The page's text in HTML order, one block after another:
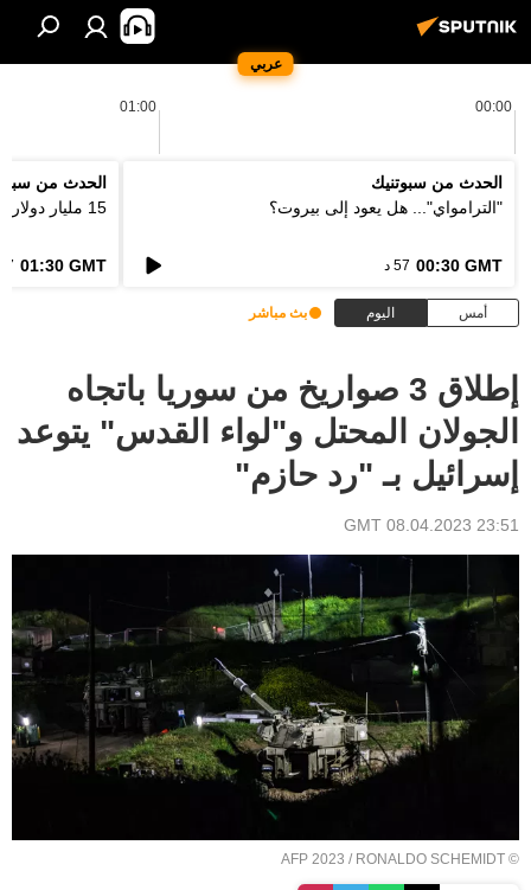
عربي
00:00
01:00
الحدث من سبوتنيك
"الترامواي"... هل يعود إلى بيروت؟
00:30 GMT 57 د
الحدث من
15 مليار دولار... كيف ستعالج اوروبا فاتورة الحرائق؟
01:30 GMT
57
أمس اليوم بث مباشر
إطلاق 3 صواريخ من سوريا باتجاه
الجولان المحتل و"لواء القدس" يتوعد
إسرائيل بـ "رد حازم"
23:51 GMT 08.04.2023
© AFP 2023 / RONALDO SCHEMIDT